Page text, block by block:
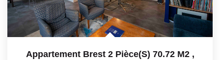
Appartement Brest 2 Pièce(s) 70.72 M2 ,